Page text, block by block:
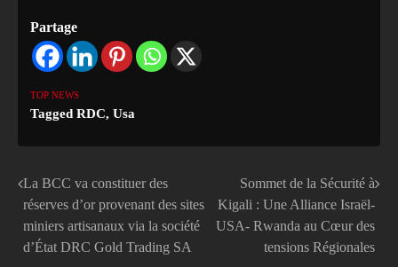
Partage
TOP NEWS
Tagged RDC, Usa
Navigation
de
l’article
La BCC va constituer des
réserves d’or provenant des sites
miniers artisanaux via la société
d’État DRC Gold Trading SA
‎Sommet de la Sécurité à
Kigali : Une Alliance Israël-
USA- Rwanda au Cœur des
tensions Régionales